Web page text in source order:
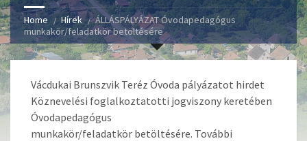
Home Hírek
ÁLLÁSPÁLYÁZAT Óvodapedagógus
munkakör/feladatkör betöltésére
Vácdukai Brunszvik Teréz Óvoda pályázatot hirdet
Köznevelési foglalkoztatotti jogviszony keretében
Óvodapedagógus
munkakör/feladatkör betöltésére. További